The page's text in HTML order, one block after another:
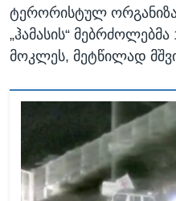
ტერორისტულ
„ჰამასის“
მოკლეს, მეტწილად